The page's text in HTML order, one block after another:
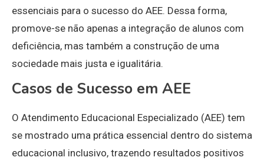
essenciais para o sucesso do AEE. Dessa forma,
promove-se não apenas a integração de alunos com
deficiência, mas também a construção de uma
sociedade mais justa e igualitária.
Casos de Sucesso em AEE
O Atendimento Educacional Especializado (AEE) tem
se mostrado uma prática essencial dentro do sistema
educacional inclusivo, trazendo resultados positivos